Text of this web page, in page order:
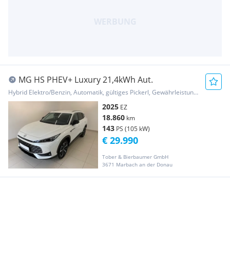
MG HS PHEV+ Luxury 21,4kWh Aut.
Hybrid Elektro/Benzin, Automatik, gültiges Pickerl, Gewährleistung, Garantie
2025 EZ
18.860 km
143 PS (105 kW)
Tober & Bierbaumer GmbH
3671 Marbach an der Donau
€ 29.990